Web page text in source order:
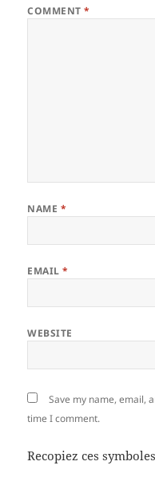
COMMENT*
NAME *
EMAIL*
WEBSITE
Save my name, email,
time I comment.
Recopiez ces symboles